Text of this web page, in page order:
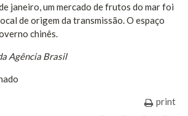
janeiro, um mercado de frutos do mar foi
de origem da transmissão. O espaço
chinês.
Agência Brasil
print